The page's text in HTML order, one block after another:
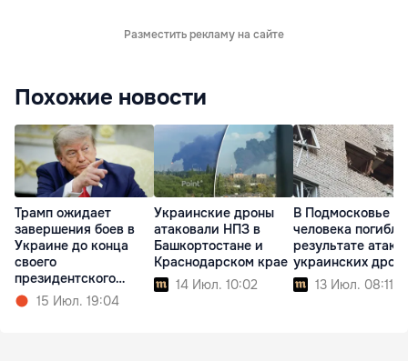
Разместить рекламу на сайте
Похожие новости
Трамп ожидает
завершения боев в
Украине до конца
своего
президентского
срока15 Июл. 19:04
Украинские дроны
атаковали НПЗ в
Башкортостане и
Краснодарском крае
14 Июл. 10:02
В Подмосковье
человека
результате атаки
украинских
13 Июл. 08:11